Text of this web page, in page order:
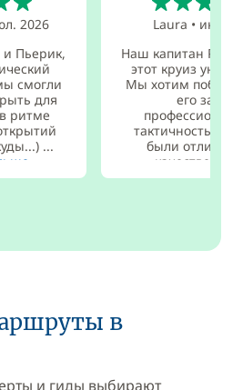
2026
Пьерик,
смогли
для
ритме
...
Laura • июл.
Наш капитан
этот круиз
Мы хотим
его за его
тактичность.
были
в
и гиды выбирают